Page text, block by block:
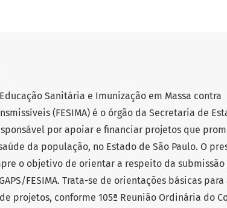
Sanitária e Imunização em Massa contra
(FESIMA) é o órgão da Secretaria de
por apoiar e financiar projetos que
da população, no Estado de São Paulo. O
o objetivo de orientar a respeito da submissão
FESIMA. Trata-se de orientações básicas para
projetos, conforme 105ª Reunião Ordinária do